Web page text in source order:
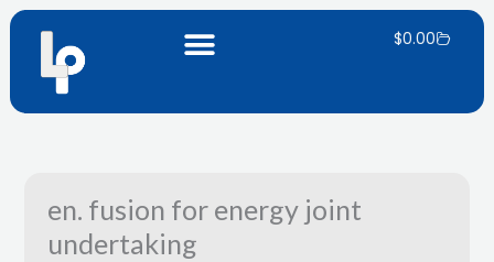
contenido
$0.00Carrito
en. fusion for energy joint
undertaking